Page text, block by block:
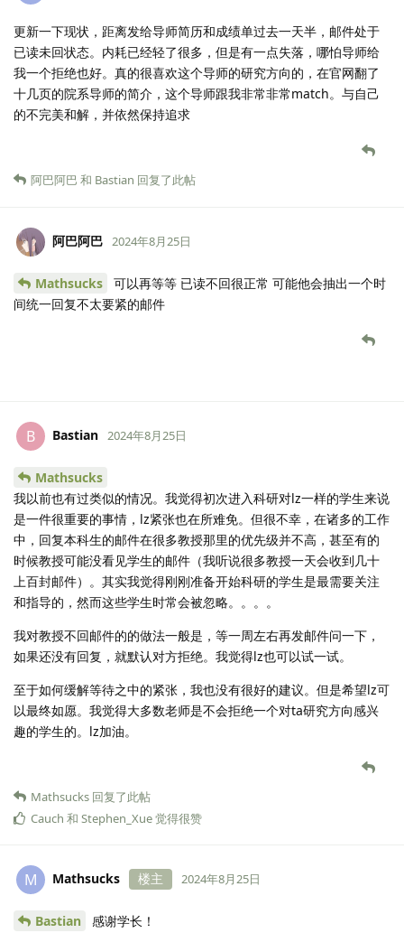
更新一下现状，距离发给导师简历和成绩单过去一天半，邮件处于
已读未回状态。内耗已经轻了很多，但是有一点失落，哪怕导师给
我一个拒绝也好。真的很喜欢这个导师的研究方向的，在官网翻了
十几页的院系导师的简介，这个导师跟我非常非常match。与自己
的不完美和解，并依然保持追求
阿巴阿巴 和 Bastian 回复了此帖
阿巴阿巴 2024年8月25日
Mathsucks
可以再等等 已读不回很正常 可能他会抽出一个时
间统一回复不太要紧的邮件
B Bastian 2024年8月25日
Mathsucks
我以前也有过类似的情况。我觉得初次进入科研对lz一样的学生来说
是一件很重要的事情，lz紧张也在所难免。但很不幸，在诸多的工作
中，回复本科生的邮件在很多教授那里的优先级并不高，甚至有的
时候教授可能没看见学生的邮件（我听说很多教授一天会收到几十
上百封邮件）。其实我觉得刚刚准备开始科研的学生是最需要关注
和指导的，然而这些学生时常会被忽略。。。。
我对教授不回邮件的的做法一般是，等一周左右再发邮件问一下，
如果还没有回复，就默认对方拒绝。我觉得lz也可以试一试。
至于如何缓解等待之中的紧张，我也没有很好的建议。但是希望lz可
以最终如愿。我觉得大多数老师是不会拒绝一个对ta研究方向感兴
趣的学生的。lz加油。
Mathsucks 回复了此帖
Cauch 和 Stephen_Xue觉得很赞
M Mathsucks 楼主 2024年8月25日
Bastian 感谢学长！